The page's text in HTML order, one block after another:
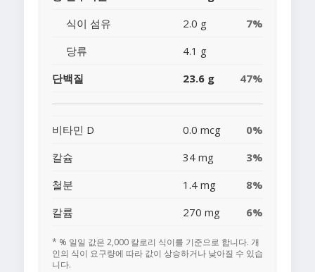
식이 섬유
2.0 g
7%
당류
4.1 g
단백질
23.6 g 47%
비타민 D 0.0 mcg
0%
칼슘
34 mg
3%
철분
1.4 mg
8%
칼륨
270 mg 6%
* % 일일 값은 2,000 칼로리 식이를 기준으로 합니다. 개
인의 식이 요구량에 따라 값이 상승하거나 낮아질 수 있습
니다.